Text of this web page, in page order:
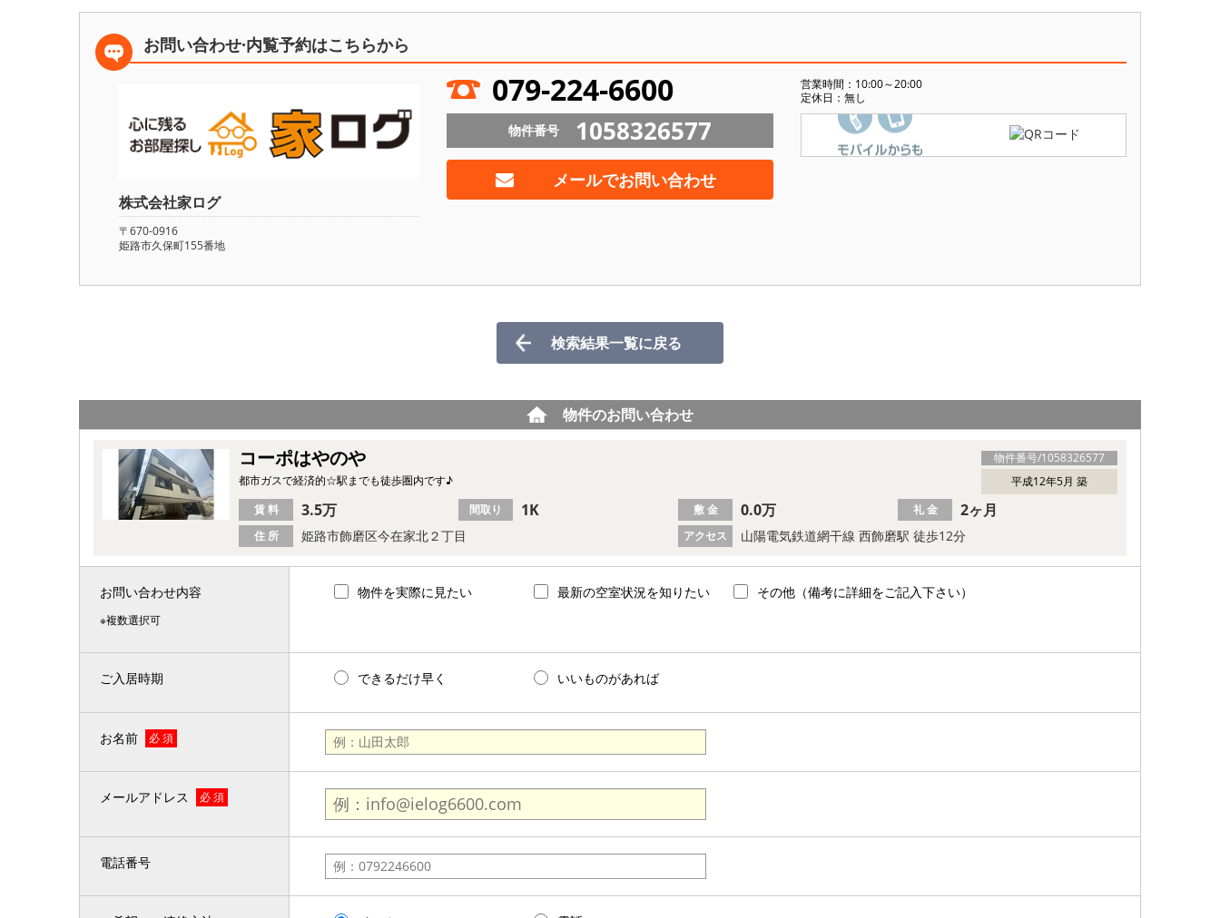
お問い合わせ·内覧予約はこちらから
株式会社家ログ
〒670-0916
姫路市久保町155番地
079-224-6600
営業時間：10:00～20:00
定休日：無し
物件番号 1058326577
メールでお問い合わせ
検索結果一覧に戻る
物件のお問い合わせ
物件番号/1058326577
コーポはやのや
平成12年5月 築
都市ガスで経済的☆駅までも徒歩圏内です♪
住 所 姫路市飾磨区今在家北２丁目 アクセス 山陽電気鉄道網干線 西飾磨駅 徒歩12分
賃 料 3.5万 間取り 1K 敷 金 0.0万 礼 金 2ヶ月
お問い合わせ内容
※複数選択可
物件を実際に見たい 最新の空室状況を知りたい その他（備考に詳細をご記入下さい）
ご入居時期 できるだけ早く いいものがあれば
お名前 必 須
メールアドレス 必 須
電話番号